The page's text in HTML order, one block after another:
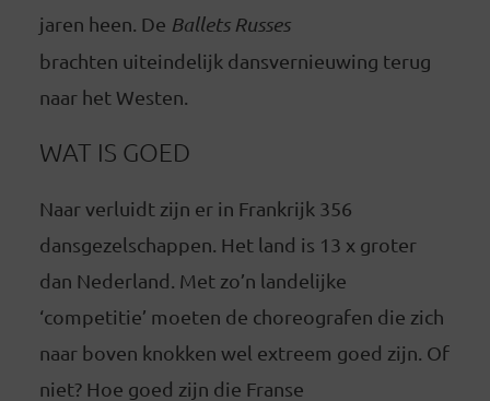
jaren heen. De Ballets Russes
brachten uiteindelijk dansvernieuwing terug
naar het Westen.
WAT IS GOED
Naar verluidt zijn er in Frankrijk 356
dansgezelschappen. Het land is 13 x groter
dan Nederland. Met zo’n landelijke
‘competitie’ moeten de choreografen die zich
naar boven knokken wel extreem goed zijn. Of
niet? Hoe goed zijn die Franse